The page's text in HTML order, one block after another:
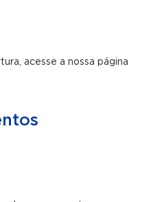
acesse a nossa página